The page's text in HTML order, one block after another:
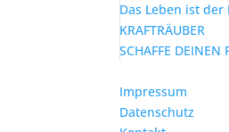
Das Leben ist
KRAFTRÄUBER
SCHAFFE
Impressum
Datenschutz